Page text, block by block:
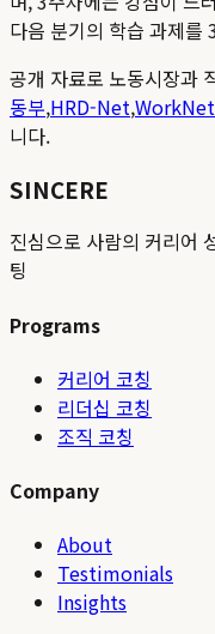
다음 분기의 학습 과제를
공개 자료로 노동시장과
동부,HRD-Net,WorkNet
니다.
SINCERE
진심으로 사람의 커리어
팅
Programs
커리어 코칭
리더십 코칭
조직 코칭
Company
About
Testimonials
Insights